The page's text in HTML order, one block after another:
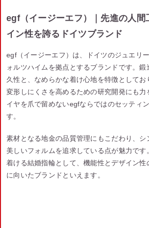
egf（イージーエフ）｜先進の人間
イン性を誇るドイツブランド
egf（イージーエフ）は、ドイツのジュエリ
ォルツハイムを拠点とするブランドです。
久性と、なめらかな着け心地を特徴として
変形しにくさを高めるための研究開発にも力
イヤを爪で留めないegfならではのセッティ
す。
素材となる地金の品質管理にもこだわり、シ
美しいフォルムを追求している点が魅力です
着ける結婚指輪として、機能性とデザイン性
に向いたブランドといえます。